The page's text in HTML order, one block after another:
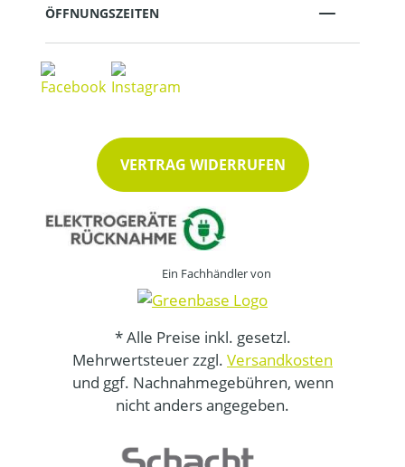
ÖFFNUNGSZEITEN
VERTRAG WIDERRUFEN
Ein Fachhändler von
* Alle Preise inkl. gesetzl.
Mehrwertsteuer zzgl. Versandkosten
und ggf. Nachnahmegebühren, wenn
nicht anders angegeben.